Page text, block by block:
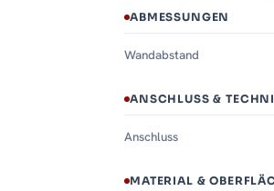
ABMESSUNGEN
Wandabstand
ANSCHLUSS &
Anschluss
MATERIAL &